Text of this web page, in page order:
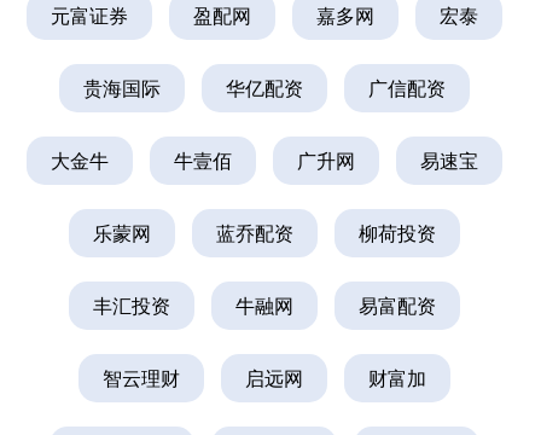
元富证券 盈配网 嘉多网 宏泰
贵海国际 华亿配资 广信配资
大金牛 牛壹佰 广升网 易速宝
乐蒙网 蓝乔配资 柳荷投资
丰汇投资 牛融网 易富配资
智云理财 启远网 财富加